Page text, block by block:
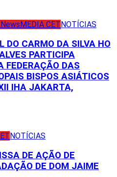
MEDIA CETNOTÍCIAS
DO CARMO DA SILVA HO
PARTICIPA
FEDERAÇÃO DAS
BISPOS ASIÁTICOS
IHA JAKARTA,
NOTÍCIAS
DE AÇÃO DE
DE DOM JAIME